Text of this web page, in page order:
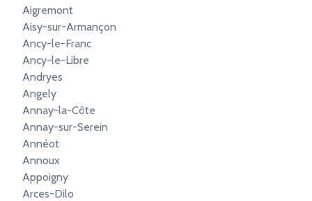
Aigremont
Aisy-sur-Armançon
Ancy-le-Franc
Ancy-le-Libre
Andryes
Angely
Annay-la-Côte
Annay-sur-Serein
Annéot
Annoux
Appoigny
Arces-Dilo